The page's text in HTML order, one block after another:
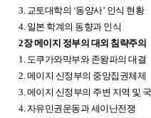
3. 교토대학의 ‘동양사’ 인식 현황
4. 일본 학계의 동향과 인식
2장 메이지 정부의 대외 침략주의
1. 도쿠가와막부와 존왕파의 대결
2. 메이지 신정부의 중앙집권체제
3. 메이지 신정부의 주변 지역 및
4. 자유민권운동과 세이난전쟁